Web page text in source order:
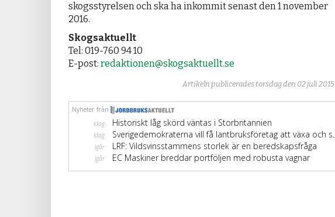
skogsstyrelsen och ska ha inkommit senast den 1 november
2016.
Skogsaktuellt
Tel: 019-760 94 10
E-post: redaktionen@skogsaktuellt.se
Artikeln publicerades torsdag den 02 juli 2015